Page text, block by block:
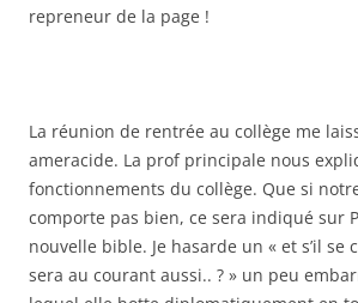
repreneur de la page !
La réunion de rentrée au collège me
ameracide. La prof principale nous
fonctionnements du collège. Que si
comporte pas bien, ce sera indiqué sur
nouvelle bible. Je hasarde un « et s’il se
sera au courant aussi.. ? » un peu